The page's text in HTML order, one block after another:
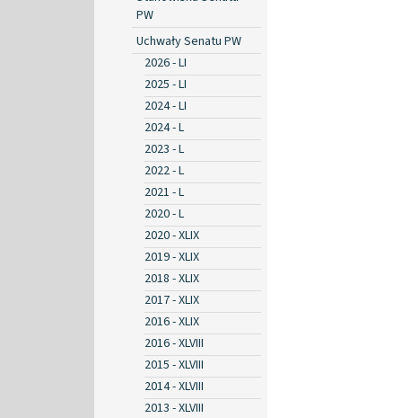
PW
Uchwały Senatu PW
2026 - LI
2025 - LI
2024 - LI
2024 - L
2023 - L
2022 - L
2021 - L
2020 - L
2020 - XLIX
2019 - XLIX
2018 - XLIX
2017 - XLIX
2016 - XLIX
2016 - XLVIII
2015 - XLVIII
2014 - XLVIII
2013 - XLVIII